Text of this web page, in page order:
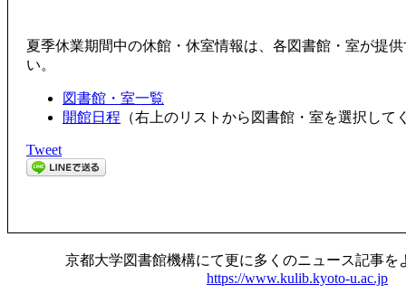
夏季休業期間中の休館・休室情報は、各図書館・室が提
い。
図書館・室一覧
開館日程 （右上のリストから図書館・室を選択して
Tweet
京都大学図書館機構にて更に多くのニュース記事を
https://www.kulib.kyoto-u.ac.jp